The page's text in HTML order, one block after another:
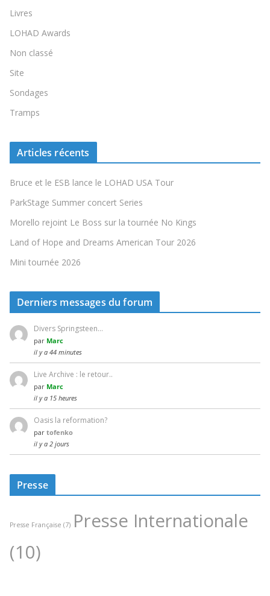
Livres
LOHAD Awards
Non classé
Site
Sondages
Tramps
Articles récents
Bruce et le ESB lance le LOHAD USA Tour
ParkStage Summer concert Series
Morello rejoint Le Boss sur la tournée No Kings
Land of Hope and Dreams American Tour 2026
Mini tournée 2026
Derniers messages du forum
Divers Springsteen…
par Marc
il y a 44 minutes
Live Archive : le retour..
par Marc
il y a 15 heures
Oasis la reformation?
par tofenko
il y a 2 jours
Presse
Presse Française (7) Presse Internationale
(10)